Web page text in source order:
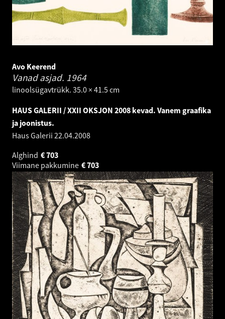
Avo Keerend
Vanad asjad. 1964
linoolsügavtrükk. 35.0 × 41.5 cm
HAUS GALERII / XXII OKSJON 2008 kevad. Vanem graafika
ja joonistus.
Haus Galerii 22.04.2008
Alghind
703
€
Viimane pakkumine
703
€